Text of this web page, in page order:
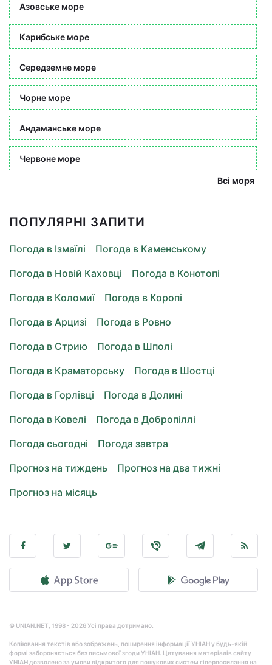
Азовське море
Карибське море
Середземне море
Чорне море
Андаманське море
Червоне море
Всі моря
ПОПУЛЯРНІ ЗАПИТИ
Погода в Ізмаїлі
Погода в Каменському
Погода в Новій Каховці
Погода в Конотопі
Погода в Коломиї
Погода в Коропі
Погода в Арцизі
Погода в Ровно
Погода в Стрию
Погода в Шполі
Погода в Краматорську
Погода в Шостці
Погода в Горлівці
Погода в Долині
Погода в Ковелі
Погода в Добропіллі
Погода сьогодні
Погода завтра
Прогноз на тиждень
Прогноз на два тижні
Прогноз на місяць
© UNIAN.NET, 1998 - 2026 Усі права дотримано.
Копіювання текстів або зображень, поширення інформації УНІАН у будь-якій
формі забороняється без письмової згоди УНІАН. Цитування матеріалів сайту
УНІАН дозволено за умови відкритого для пошукових систем гіперпосилання на